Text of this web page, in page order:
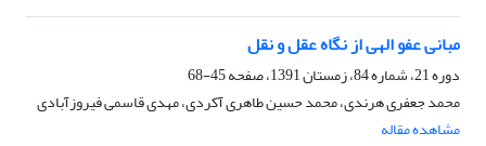
مبانی عفو الهی از نگاه عقل و نقل
دوره 21، شماره 84، زمستان 1391، صفحه
45-68
محمد جعفری هرندی، محمد حسین طاهری آکردی، مهدی قاسمی فیروزآبادی
مشاهده مقاله